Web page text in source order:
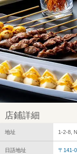
店鋪詳細
地址 1-2-8,
日語地址
〒141-